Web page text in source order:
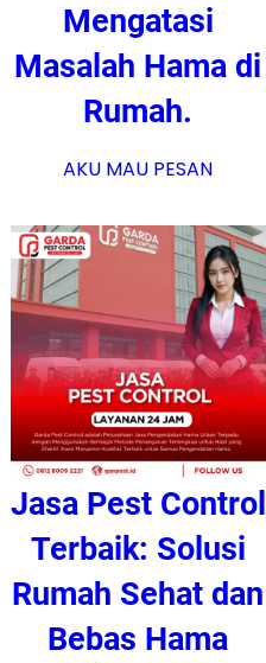
Mengatasi
Masalah Hama di
Rumah.
AKU MAU PESAN
Jasa Pest Control
Terbaik: Solusi
Rumah Sehat dan
Bebas Hama